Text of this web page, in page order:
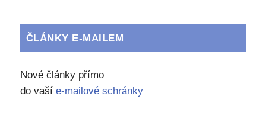
ČLÁNKY E-MAILEM
Nové články přímo
do vaší e-mailové schránky